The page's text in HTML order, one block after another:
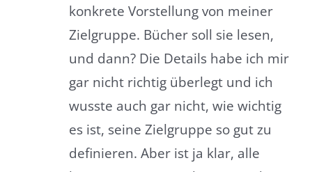
konkrete Vorstellung von meiner
Zielgruppe. Bücher soll sie lesen,
und dann? Die Details habe ich mir
gar nicht richtig überlegt und ich
wusste auch gar nicht, wie wichtig
es ist, seine Zielgruppe so gut zu
definieren. Aber ist ja klar, alle